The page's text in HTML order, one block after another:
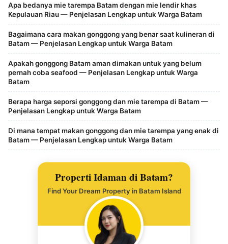
Apa bedanya mie tarempa Batam dengan mie lendir khas
Kepulauan Riau — Penjelasan Lengkap untuk Warga Batam
Bagaimana cara makan gonggong yang benar saat kulineran di
Batam — Penjelasan Lengkap untuk Warga Batam
Apakah gonggong Batam aman dimakan untuk yang belum
pernah coba seafood — Penjelasan Lengkap untuk Warga
Batam
Berapa harga seporsi gonggong dan mie tarempa di Batam —
Penjelasan Lengkap untuk Warga Batam
Di mana tempat makan gonggong dan mie tarempa yang enak di
Batam — Penjelasan Lengkap untuk Warga Batam
Properti Idaman di Batam?
Find Your Dream Property in Batam Island